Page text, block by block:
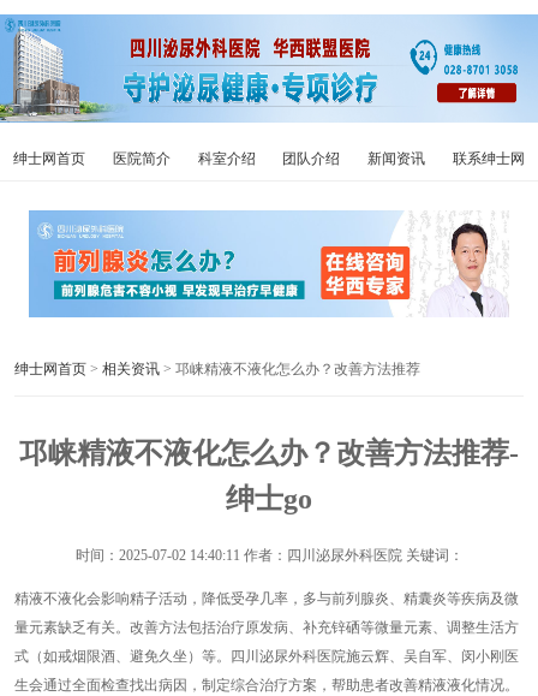
绅士网首页 医院简介 科室介绍 团队介绍 新闻资讯 联系绅士网
绅士网首页 > 相关资讯 > 邛崃精液不液化怎么办？改善方法推荐
邛崃精液不液化怎么办？改善方法推荐-
绅士go
时间： 2025-07-02 14:40:11 作者：四川泌尿外科医院 关键词：
精液不液化会影响精子活动，降低受孕几率，多与前列腺炎、精囊炎等疾病及微
量元素缺乏有关。改善方法包括治疗原发病、补充锌硒等微量元素、调整生活方
式（如戒烟限酒、避免久坐）等。四川泌尿外科医院施云辉、吴自军、闵小刚医
生会通过全面检查找出病因，制定综合治疗方案，帮助患者改善精液液化情况。